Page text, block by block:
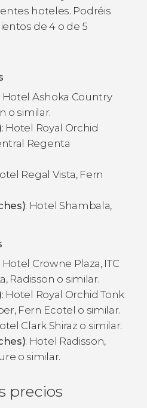
hoteles. Podréis
de 4 o de 5
Hotel Ashoka Country
o similar.
: Hotel Royal Orchid
Regenta
Regal Vista, Fern
: Hotel Shambala,
Hotel Crowne Plaza, ITC
Radisson o similar.
: Hotel Royal Orchid Tonk
Fern Ecotel o similar.
Clark Shiraz o similar.
: Hotel Radisson,
o similar.
precios